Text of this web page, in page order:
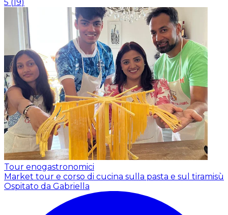
5 (19)
Tour enogastronomici
Market tour e corso di cucina sulla pasta e sul tiramisù
Ospitato da Gabriella